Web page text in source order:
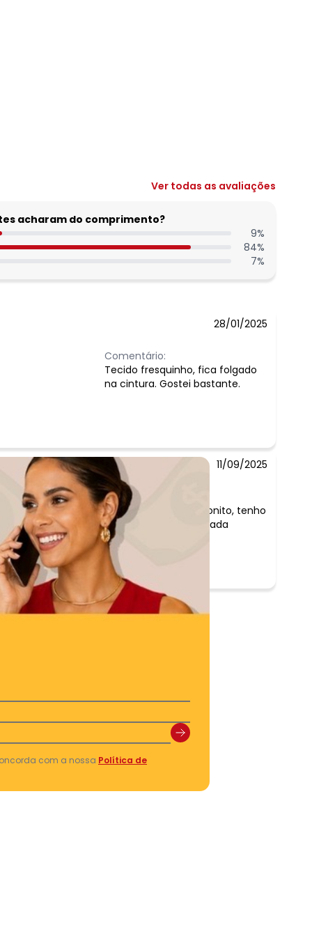
Ver todas as avaliações
acharam do comprimento?
9%
84%
7%
28/01/2025
Comentário:
Tecido fresquinho, fica folgado
na cintura. Gostei bastante.
11/09/2025
Comentário:
tecido com brilho bonito, tenho
1,67/ 66kg ficou folgada
V
com a nossa Política de